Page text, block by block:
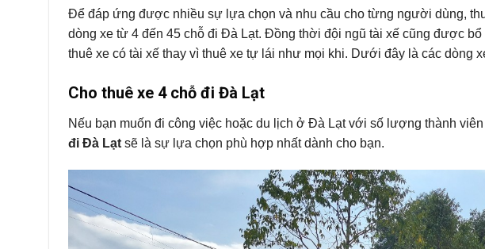
Để đáp ứng được nhiều sự lựa chọn và nhu cầu cho từng người dùng,
dòng xe từ 4 đến 45 chỗ đi Đà Lạt. Đồng thời đội ngũ tài xế cũng được
thuê xe có tài xế thay vì thuê xe tự lái như mọi khi. Dưới đây là các dòng
Cho thuê xe 4 chỗ đi Đà Lạt
Nếu bạn muốn đi công việc hoặc du lịch ở Đà Lạt với số lượng thành
đi Đà Lạt sẽ là sự lựa chọn phù hợp nhất dành cho bạn.